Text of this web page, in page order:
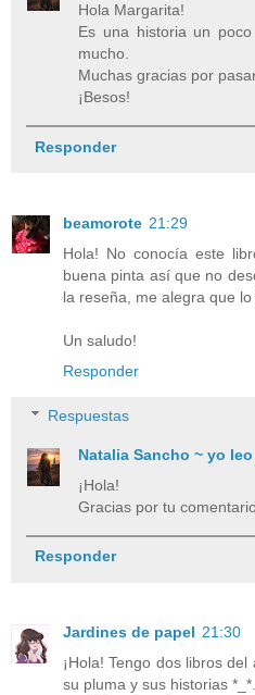
Hola Margarita!
Es una historia un
mucho.
Muchas gracias por
¡Besos!
Responder
beamorote 21:29
Hola! No conocía este
buena pinta así que no
la reseña, me alegra que lo
Un saludo!
Responder
Respuestas
Natalia Sancho ~ yo
¡Hola!
Gracias por tu
Responder
Jardines de papel 21:30
¡Hola! Tengo dos libros
su pluma y sus historias